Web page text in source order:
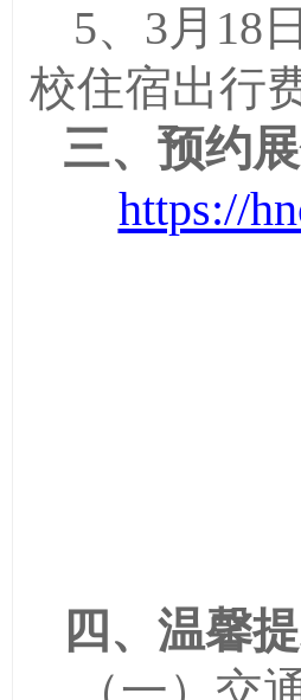
5、3月18日
校住宿出行
三、预约
https://
四 、温馨